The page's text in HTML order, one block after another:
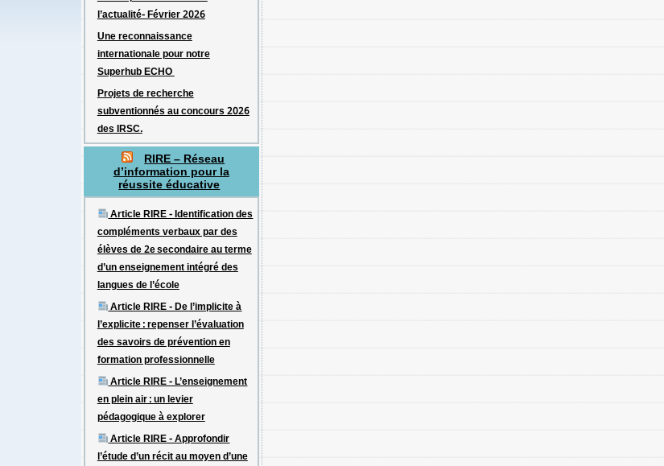
l’actualité- Février 2026
Une reconnaissance
internationale pour notre
Superhub ECHO
Projets de recherche
subventionnés au concours 2026
des IRSC.
RIRE – Réseau
d’information pour la
réussite éducative
Article RIRE - Identification des
compléments verbaux par des
élèves de 2e secondaire au terme
d’un enseignement intégré des
langues de l’école
Article RIRE - De l’implicite à
l’explicite : repenser l’évaluation
des savoirs de prévention en
formation professionnelle
Article RIRE - L’enseignement
en plein air : un levier
pédagogique à explorer
Article RIRE - Approfondir
l’étude d’un récit au moyen d’une